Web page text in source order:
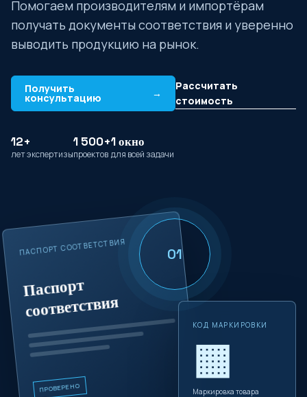
Помогаем производителям и импортёрам
получать документы соответствия и уверенно
выводить продукцию на рынок.
Получить
консультацию →
Рассчитать
стоимость
12+
лет экспертизы
1 500+
проектов
1 окно
для всей задачи
ПАСПОРТ СООТВЕТСТВИЯ
Паспорт
соответствия
ПРОВЕРЕНО
КОД МАРКИРОВКИ
▦
Маркировка товара
01